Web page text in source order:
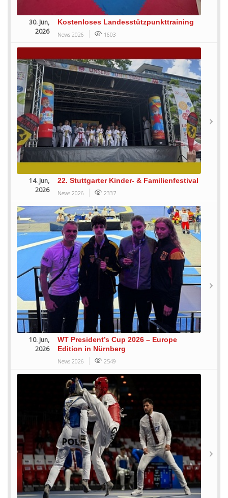
30. Jun,
2026
Kostenloses Landesstützpunkttraining
News 2026 1603
14. Jun,
2026
22. Stuttgarter Kinder- & Familienfestival
News 2026 2337
10. Jun,
2026
WT President’s Cup 2026 – Europe
Edition in Nürnberg
News 2026 2549